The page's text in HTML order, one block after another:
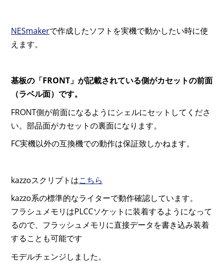
NESmakerで作成したソフトを実機で動かしたい時に使
えます。
基板の「FRONT」が記載されている側がカセットの前面
（ラベル面）です。
FRONT側が前面になるようにシェルにセットしてくださ
い。部品面がカセットの裏面になります。
FC実機以外の互換機での動作は保証致しかねます。
kazzoスクリプトはこちら
kazzo系の標準的なライターで動作確認しています。
フラシュメモリはPLCCソケットに装着するようになって
るので、フラッシュメモリに直接データを書き込み装着
することも可能です
モデルチェンジしました。